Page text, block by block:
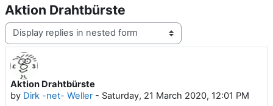
Aktion Drahtbürste
Display mode
Aktion Drahtbürste
by Dirk -net- Weller- Saturday, 21 March 2020, 12:01 PM
Number of replies: 0